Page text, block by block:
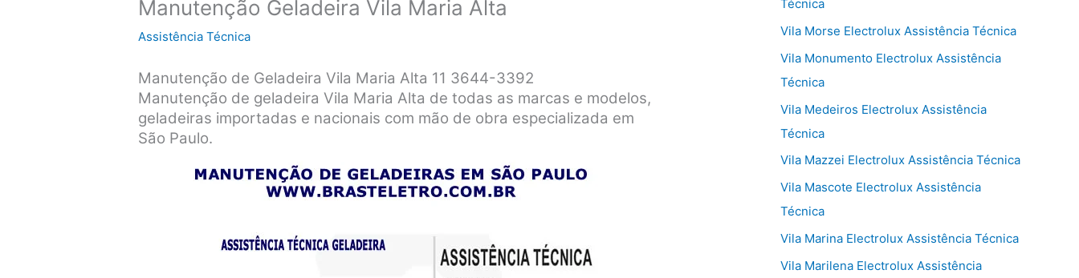
Manutenção Geladeira Vila Maria Alta
Assistência Técnica
Manutenção de Geladeira Vila Maria Alta 11 3644-3392
Manutenção de geladeira Vila Maria Alta de todas as marcas e modelos,
geladeiras importadas e nacionais com mão de obra especializada em
São Paulo.
Técnica
Vila Morse Electrolux Assistência Técnica
Vila Monumento Electrolux Assistência
Técnica
Vila Medeiros Electrolux Assistência
Técnica
Vila Mazzei Electrolux Assistência Técnica
Vila Mascote Electrolux Assistência
Técnica
Vila Marina Electrolux Assistência Técnica
Vila Marilena Electrolux Assistência